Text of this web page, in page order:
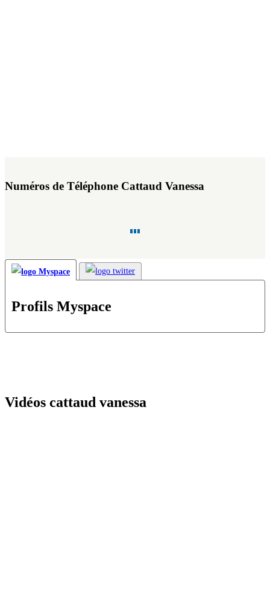
Numéros de Téléphone Cattaud Vanessa
Profils Myspace
Vidéos cattaud vanessa